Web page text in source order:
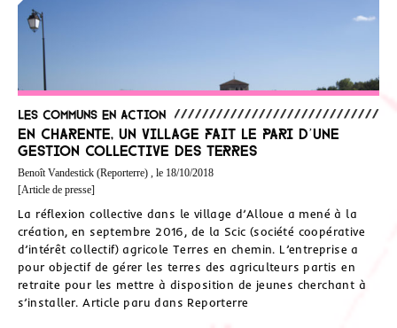
Les communs en action
En Charente, un village fait le pari d’une
gestion collective des terres
Benoît Vandestick (Reporterre) , le 18/10/2018
[Article de presse]
La réflexion collective dans le village d’Alloue a mené à la
création, en septembre 2016, de la Scic (société coopérative
d’intérêt collectif) agricole Terres en chemin. L’entreprise a
pour objectif de gérer les terres des agriculteurs partis en
retraite pour les mettre à disposition de jeunes cherchant à
s’installer. Article paru dans Reporterre